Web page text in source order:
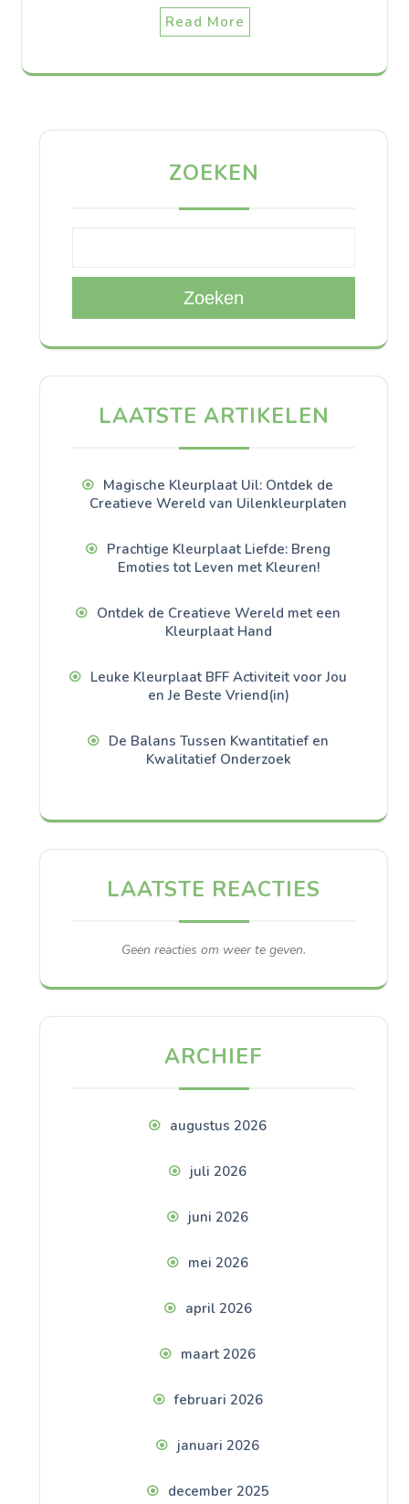
Read More
ZOEKEN
Zoeken
LAATSTE ARTIKELEN
Magische Kleurplaat Uil: Ontdek de
Creatieve Wereld van Uilenkleurplaten
Prachtige Kleurplaat Liefde: Breng
Emoties tot Leven met Kleuren!
Ontdek de Creatieve Wereld met een
Kleurplaat Hand
Leuke Kleurplaat BFF Activiteit voor Jou
en Je Beste Vriend(in)
De Balans Tussen Kwantitatief en
Kwalitatief Onderzoek
LAATSTE REACTIES
Geen reacties om weer te geven.
ARCHIEF
augustus 2026
juli 2026
juni 2026
mei 2026
april 2026
maart 2026
februari 2026
januari 2026
december 2025